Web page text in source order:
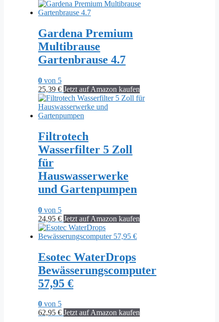
Gardena Premium
Multibrause
Gartenbrause 4.7
0 von 5
25,39 € Jetzt auf Amazon kaufen
Filtrotech
Wasserfilter 5 Zoll
für
Hauswasserwerke
und Gartenpumpen
0 von 5
24,95 € Jetzt auf Amazon kaufen
Esotec WaterDrops
Bewässerungscomputer
57,95 €
0 von 5
62,95 € Jetzt auf Amazon kaufen